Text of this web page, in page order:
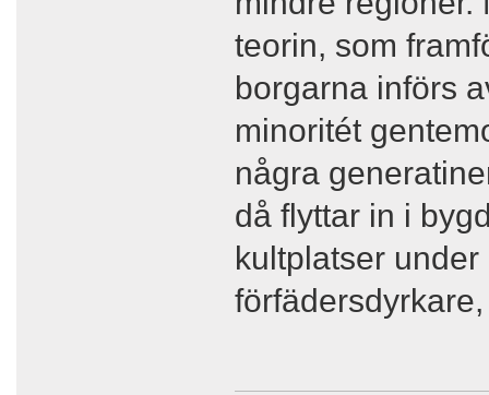
teorin, som
borgarna införs
minoritét
några
då flyttar in i
kultplatser
förfädersdyrkare,